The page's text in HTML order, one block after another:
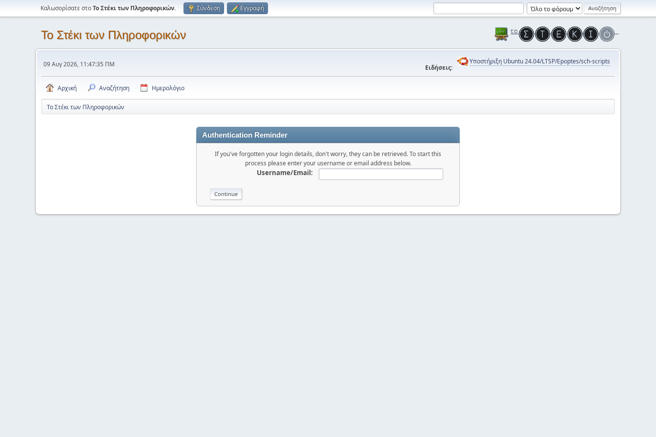
Καλωσορίσατε στοΤο Στέκι των Πληροφορικών. Σύνδεση Εγγραφή
Το Στέκι των Πληροφορικών
09 Αυγ 2026, 11:47:35 ΠΜ Ειδήσεις:
Υποστήριξη Ubuntu 24.04/LTSP/Epoptes/sch-scripts
Αρχική Αναζήτηση Ημερολόγιο
Το Στέκι των Πληροφορικών
Authentication Reminder
If you've forgotten your login details, don't worry, they can be retrieved. To start this
process please enter your username or email address below.
Username/Email: